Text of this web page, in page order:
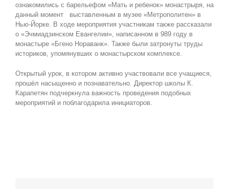
ознакомились с барельефом «Мать и ребенок» монастрыря, на
данный момент выставленным в музее «Метрополитен» в
Нью-Йорке. В ходе мероприятия участникам также рассказали
о «Эчмиадзинском Евангелии», написанном в 989 году в
монастыре «Бгено Нораванк». Также были затронуты труды
историков, упомянувших о монастырском комплексе.
Открытый урок, в котором активно участвовали все учащиеся,
прошёл насыщенно и познавательно. Директор школы К.
Карапетян подчеркнула важность проведения подобных
мероприятий и поблагодарила инициаторов.